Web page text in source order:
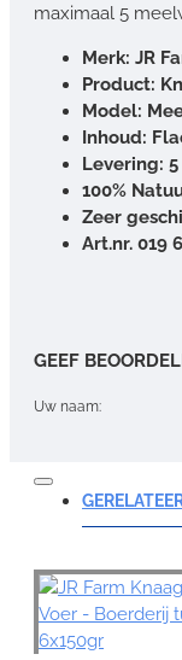
maximaal 5
Merk: JR
Product:
Model:
Inhoud:
Levering:
100%
Zeer
Art.nr. 019
GEEF
Uw naam:
Opmerking:
Note:HTML-